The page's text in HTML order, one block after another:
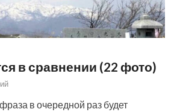
в сравнении (22 фото)
в очередной раз будет